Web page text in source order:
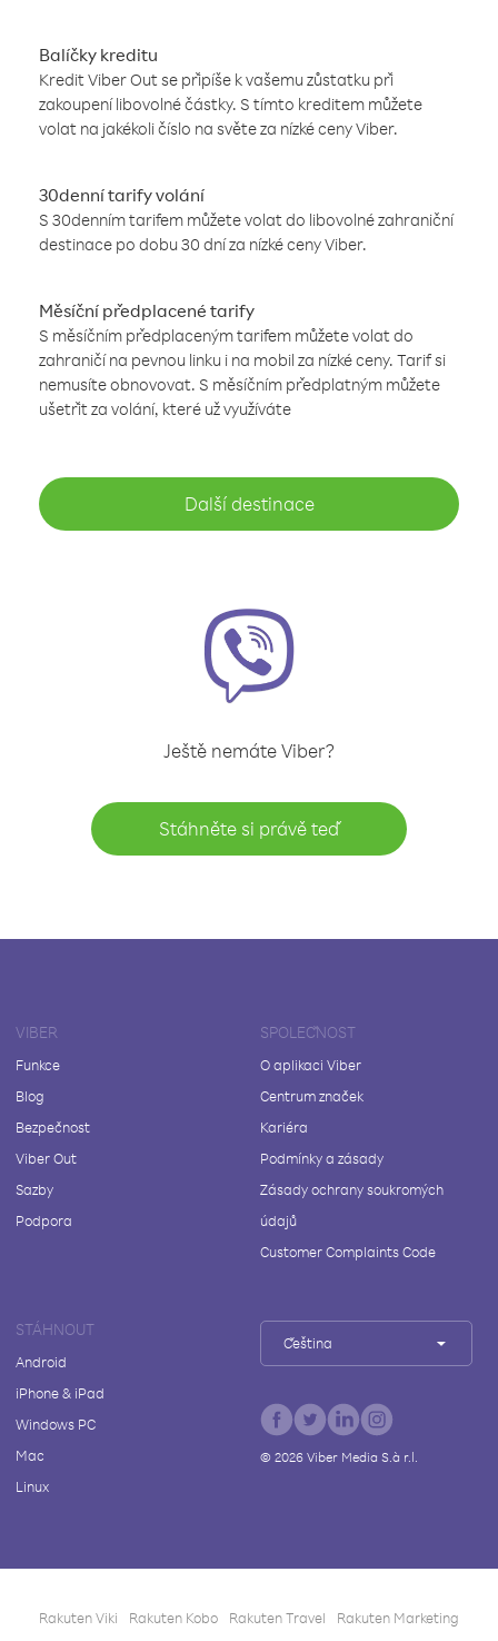
Balíčky kreditu
Kredit Viber Out se připíše k vašemu zůstatku při
zakoupení libovolné částky. S tímto kreditem můžete
volat na jakékoli číslo na světe za nízké ceny Viber.
30denní tarify volání
S 30denním tarifem můžete volat do libovolné zahraniční
destinace po dobu 30 dní za nízké ceny Viber.
Měsíční předplacené tarify
S měsíčním předplaceným tarifem můžete volat do
zahraničí na pevnou linku i na mobil za nízké ceny. Tarif si
nemusíte obnovovat. S měsíčním předplatným můžete
ušetřit za volání, které už využíváte
Další destinace
Ještě nemáte Viber?
Stáhněte si právě teď
VIBER
Funkce
Blog
Bezpečnost
Viber Out
Sazby
Podpora
SPOLEČNOST
O aplikaci Viber
Centrum značek
Kariéra
Podmínky a zásady
Zásady ochrany soukromých
údajů
Customer Complaints Code
STÁHNOUT
Android
iPhone & iPad
Windows PC
Mac
Linux
Čeština
© 2026Viber Media S.à r.l.
Rakuten Viki Rakuten Kobo Rakuten Travel Rakuten Marketing